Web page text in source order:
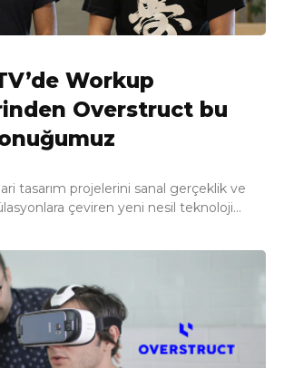
Workup
Overstruct bu
tasarım projelerini sanal gerçeklik ve
çeviren yeni nesil teknoloji...